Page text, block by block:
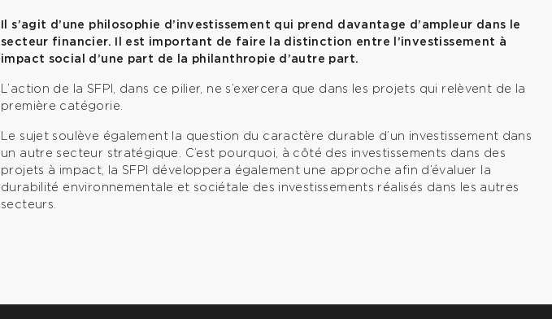
Il s’agit d’une philosophie d’investissement qui prend davantage d’ampleur dans le
secteur financier. Il est important de faire la distinction entre l’investissement à
impact social d’une part de la philanthropie d’autre part.
L’action de la SFPI, dans ce pilier, ne s’exercera que dans les projets qui relèvent de la
première catégorie.
Le sujet soulève également la question du caractère durable d’un investissement dans
un autre secteur stratégique. C’est pourquoi, à côté des investissements dans des
projets à impact, la SFPI développera également une approche afin d’évaluer la
durabilité environnementale et sociétale des investissements réalisés dans les autres
secteurs.